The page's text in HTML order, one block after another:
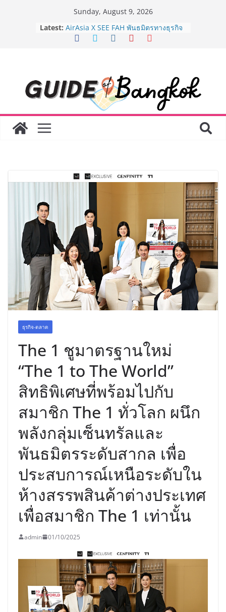
Sunday, August 9, 2026
Latest: AirAsia X SEE FAH พันธมิตรทางธุรกิจ
ยาวนานกว่า 20 ปี ต่อยอดเสิร์ฟความ
“BIO TRADE CONNECT 2026” ยก
ระดับผลิตภัณฑ์ท้องถิ่นสู่ตลาดเชิง
พาณิชย์อย่างยั่งยืน
LORDNINE จัดศึกคนดังสายเกม ไทย
ปะทะ ฟิลิปปินส์ ใน “Rise of the Tenth
มหาวิทยาลัยเท่านั้น แต่ยังเตรียมพวก
8.8 “ซูเลียน” รวมพลังนักธุรกิจทั่ว
ประเทศ จัดประชุมใหญ่แห่งปี พบ CEO
“ดร.ปิยะวัฒน์” ถ่ายทอดวิสัยทัศน์ธุรกิจ
พร้อมฟรีคอนเสิร์ต “โชค รถแห่” ยกวง
ธุรกิจ-ตลาด
The 1 ชูมาตรฐานใหม่
“The 1 to The World”
สิทธิพิเศษที่พร้อมไปกับ
สมาชิก The 1 ทั่วโลก ผนึก
พลังกลุ่มเซ็นทรัลและ
พันธมิตรระดับสากล เพื่อ
ประสบการณ์เหนือระดับใน
ห้างสรรพสินค้าต่างประเทศ
เพื่อสมาชิก The 1 เท่านั้น
admin 01/10/2025